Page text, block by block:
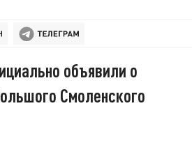
объявили о
Смоленского